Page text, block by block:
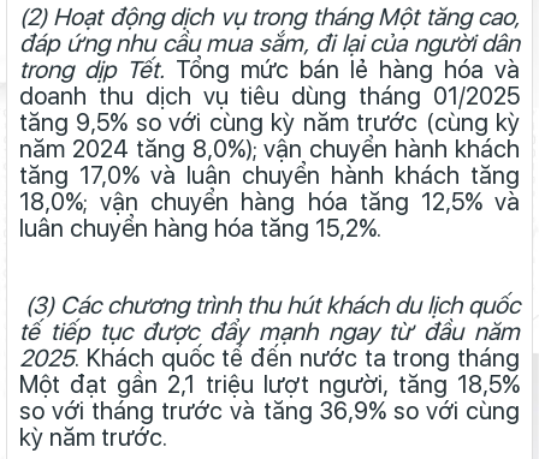
(2) Hoạt động dịch vụ trong tháng Một tăng cao,
đáp ứng nhu cầu mua sắm, đi lại của người dân
trong dịp Tết. Tổng mức bán lẻ hàng hóa và
doanh thu dịch vụ tiêu dùng tháng 01/2025
tăng 9,5% so với cùng kỳ năm trước (cùng kỳ
năm 2024 tăng 8,0%); vận chuyển hành khách
tăng 17,0% và luân chuyển hành khách tăng
18,0%; vận chuyển hàng hóa tăng 12,5% và
luân chuyển hàng hóa tăng 15,2%.
(3) Các chương trình thu hút khách du lịch quốc
tế tiếp tục được đẩy mạnh ngay từ đầu năm
2025. Khách quốc tế đến nước ta trong tháng
Một đạt gần 2,1 triệu lượt người, tăng 18,5%
so với tháng trước và tăng 36,9% so với cùng
kỳ năm trước.